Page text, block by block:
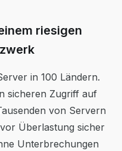
riesigen
in 100 Ländern.
sicheren Zugriff auf
von Servern
Überlastung sicher
Unterbrechungen